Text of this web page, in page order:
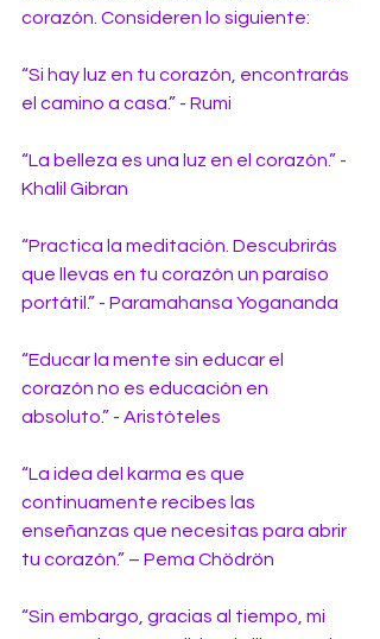
corazón. Consideren lo siguiente:
“Si hay luz en tu corazón, encontrarás
el camino a casa.” - Rumi
“La belleza es una luz en el corazón.” -
Khalil Gibran
“Practica la meditación. Descubrirás
que llevas en tu corazón un paraíso
portátil.” - Paramahansa Yogananda
“Educar la mente sin educar el
corazón no es educación en
absoluto.” - Aristóteles
“La idea del karma es que
continuamente recibes las
enseñanzas que necesitas para abrir
tu corazón.” – Pema Chödrön
“Sin embargo, gracias al tiempo, mi